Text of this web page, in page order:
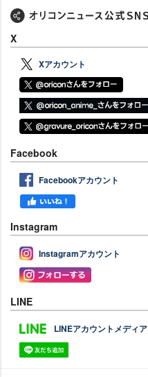
X
Xアカウント
Facebook
Facebookアカウント
Instagram
Instagramアカウント
LINE
LINEアカウントメディア